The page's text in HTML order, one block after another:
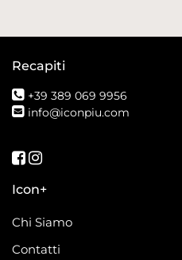
Recapiti
+39 389 069 9956
info@iconpiu.com
Seguici su Facebook
Seguici su Instagram
Icon+
Chi Siamo
Contatti